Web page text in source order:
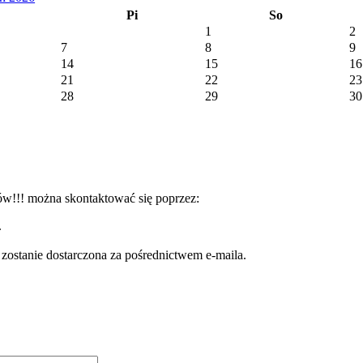
Pi
So
1
2
7
8
9
14
15
16
21
22
23
28
29 30
można skontaktować się poprzez:
dostarczona za pośrednictwem e-maila.